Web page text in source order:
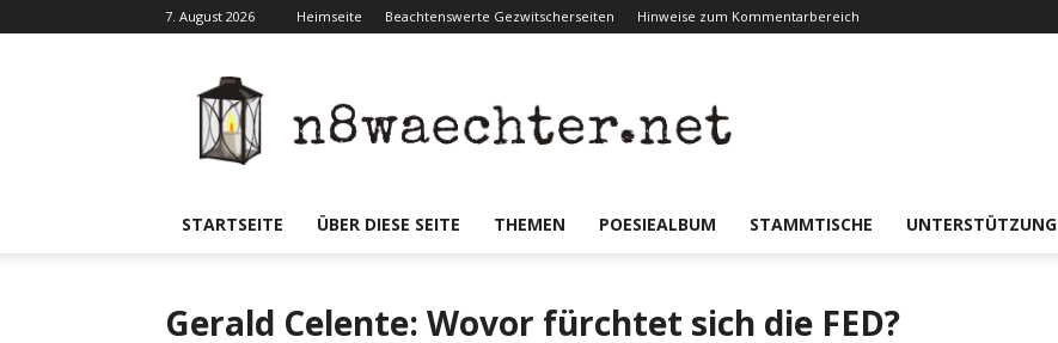
7. August 2026 Heimseite Beachtenswerte Gezwitscherseiten Hinweise zum Kommentarbereich
STARTSEITE ÜBER DIESE SEITE THEMEN POESIEALBUM STAMMTISCHE UNTERSTÜTZUNG
Gerald Celente: Wovor fürchtet sich die FED?